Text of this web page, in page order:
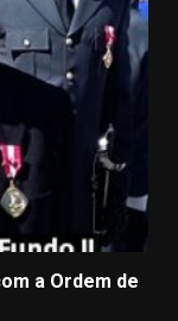
a Ordem de